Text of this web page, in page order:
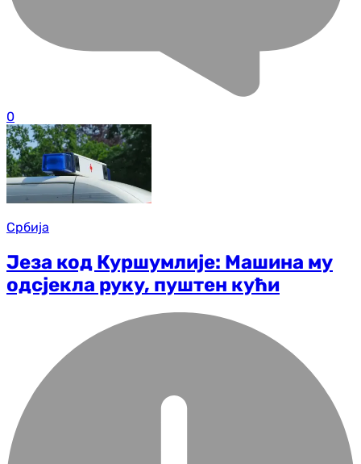
0
Србија
Језа код Куршумлије: Машина му
одсјекла руку, пуштен кући